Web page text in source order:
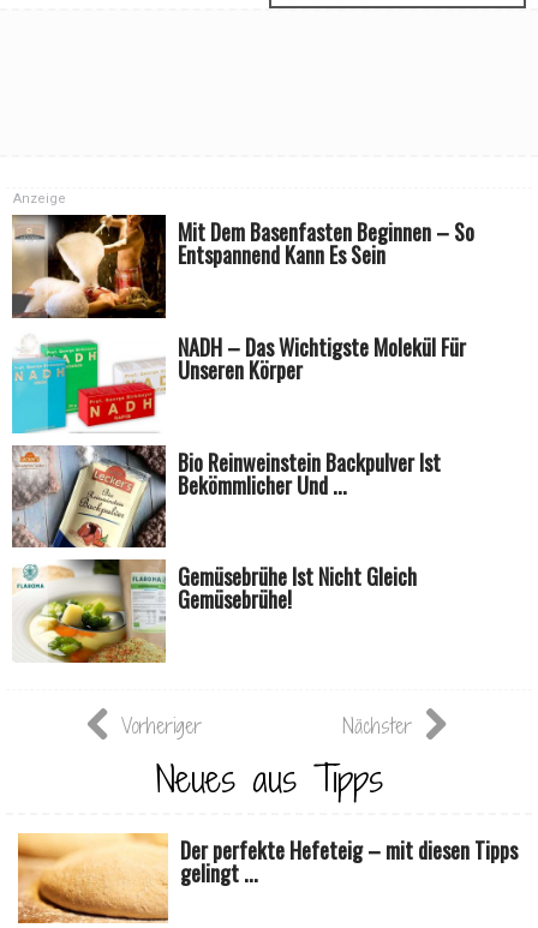
Mit Dem Basenfasten Beginnen – So
Entspannend Kann Es Sein
Anzeige
NADH – Das Wichtigste Molekül Für
Unseren Körper
Bio Reinweinstein Backpulver Ist
Bekömmlicher Und ...
Gemüsebrühe Ist Nicht Gleich
Gemüsebrühe!
Vorheriger Nächster
Neues aus Tipps
Der perfekte Hefeteig – mit diesen Tipps
gelingt ...